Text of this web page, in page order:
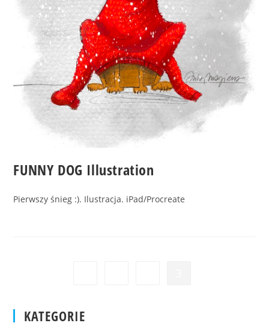
FUNNY DOG Illustration
Pierwszy śnieg :). Ilustracja. iPad/Procreate
KATEGORIE